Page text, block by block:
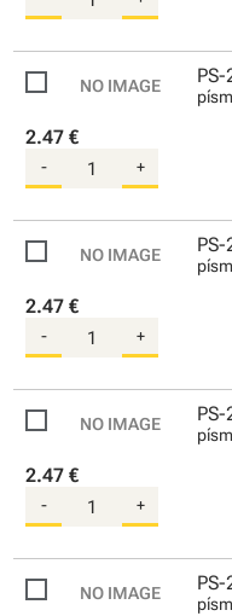
2.47 €
- +
2.47 €
- +
2.47 €
- +